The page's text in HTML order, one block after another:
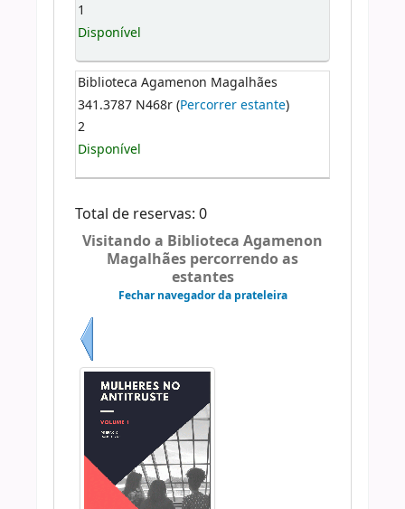
1
Disponível
Biblioteca Agamenon Magalhães
341.3787 N468r (Percorrer estante)
2
Disponível
Total de reservas: 0
Visitando a Biblioteca Agamenon
Magalhães percorrendo as
estantes
Fechar navegador da prateleira
Anterior